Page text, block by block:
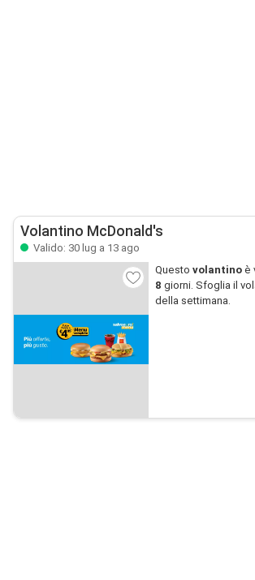
Volantino McDonald's
Valido: 30 lug a 13 ago
Questo volantinoè
8 giorni. Sfoglia il
della settimana.